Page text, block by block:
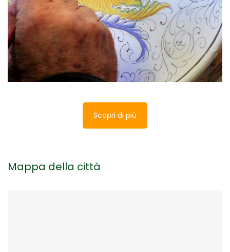
Perugia è il capoluogo di provincia della regione e
al tempo stesso una nobilissima città d’arte che
merita di essere conosciuta in profondità.
Scopri di più
Mappa della città